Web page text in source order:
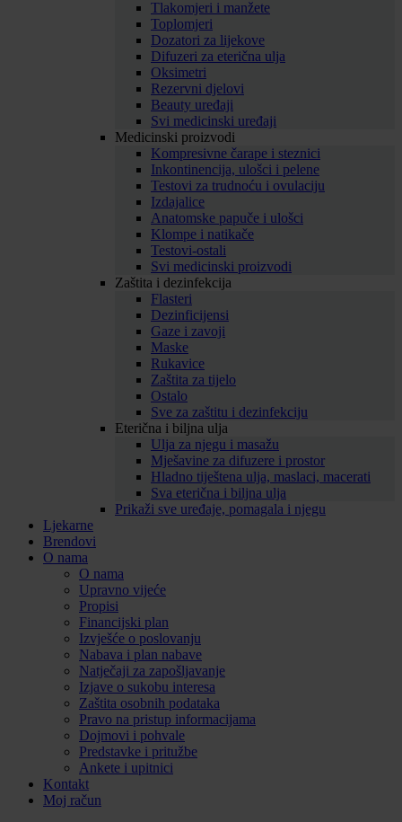
Tlakomjeri i manžete
Toplomjeri
Dozatori za lijekove
Difuzeri za eterična ulja
Oksimetri
Rezervni djelovi
Beauty uređaji
Svi medicinski uređaji
Medicinski proizvodi
Kompresivne čarape i steznici
Inkontinencija, ulošci i pelene
Testovi za trudnoću i ovulaciju
Izdajalice
Anatomske papuče i ulošci
Klompe i natikače
Testovi-ostali
Svi medicinski proizvodi
Zaštita i dezinfekcija
Flasteri
Dezinficijensi
Gaze i zavoji
Maske
Rukavice
Zaštita za tijelo
Ostalo
Sve za zaštitu i dezinfekciju
Eterična i biljna ulja
Ulja za njegu i masažu
Mješavine za difuzere i prostor
Hladno tiještena ulja, maslaci, macerati
Sva eterična i biljna ulja
Prikaži sve uređaje, pomagala i njegu
Ljekarne
Brendovi
O nama
O nama
Upravno vijeće
Propisi
Financijski plan
Izvješće o poslovanju
Nabava i plan nabave
Natječaji za zapošljavanje
Izjave o sukobu interesa
Zaštita osobnih podataka
Pravo na pristup informacijama
Dojmovi i pohvale
Predstavke i pritužbe
Ankete i upitnici
Kontakt
Moj račun